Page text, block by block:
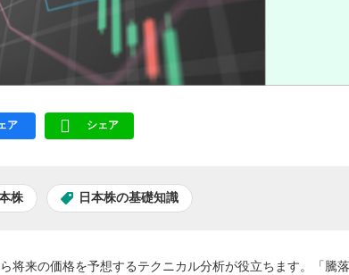
ア LINE
シェア
株 日本株の基礎知識
将来の価格を予想するテクニカル分析が役立ちます。「騰